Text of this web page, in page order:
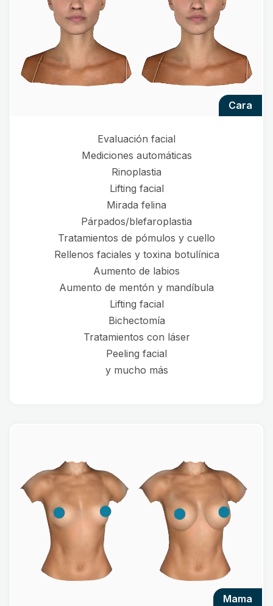
cara
Evaluación facial
Mediciones automáticas
Rinoplastia
Lifting facial
Mirada felina
Párpados/blefaroplastia
Tratamientos de pómulos y cuello
Rellenos faciales y toxina botulínica
Aumento de labios
Aumento de mentón y mandíbula
Lifting facial
Bichectomía
Tratamientos con láser
Peeling facial
y mucho más
mama